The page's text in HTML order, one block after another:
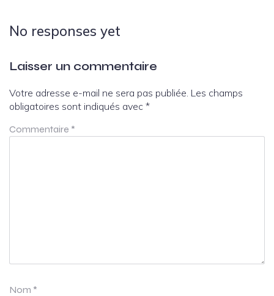
No responses yet
Laisser un commentaire
Votre adresse e-mail ne sera pas publiée. Les champs
obligatoires sont indiqués avec *
Commentaire *
Nom *